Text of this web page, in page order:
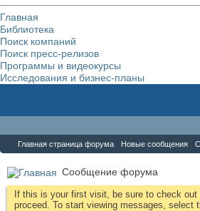
Главная
Библиотека
Поиск компаний
Поиск пресс-релизов
Программы и видеокурсы
Исследования и бизнес-планы
Главная страница форума Новые сообщения
Сообщение форума
If this is your first visit, be sure to check out
proceed. To start viewing messages, select